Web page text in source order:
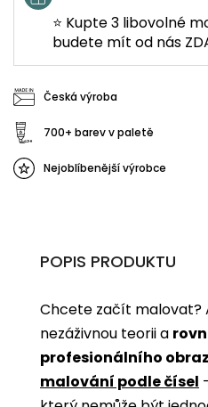
⭐ Kupte 3 libovolné
budete mít od nás
Česká výroba
700+ barev v paletě
Nejoblíbenější výrobce
POPIS PRODUKTU
Chcete začít malovat?
nezáživnou teorii a
profesionálního
malování podle čísel